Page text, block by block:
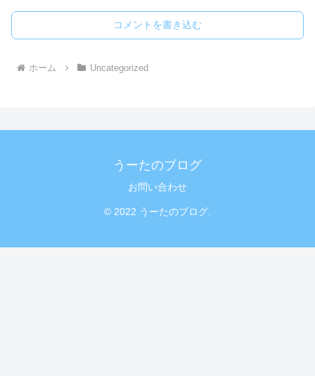
コメントを書き込む
ホーム Uncategorized
うーたのブログ
お問い合わせ
© 2022 うーたのブログ.